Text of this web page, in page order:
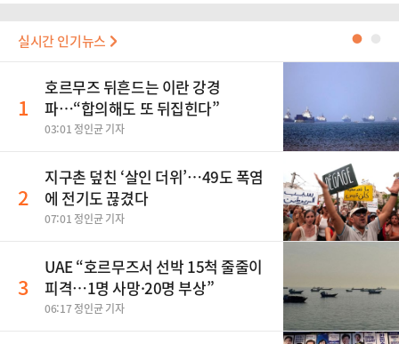
실시간 인기뉴스 ●
1
호르무즈 뒤흔드는 이란 강경
파…“합의해도 또 뒤집힌다”
03:01 정인균 기자
2
지구촌 덮친 ‘살인 더위’…49도 폭염
에 전기도 끊겼다
07:01 정인균 기자
3
UAE “호르무즈서 선박 15척 줄줄이
피격…1명 사망·20명 부상”
06:17 정인균 기자